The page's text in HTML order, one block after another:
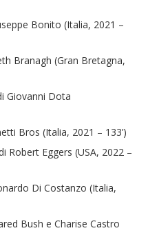
Bonito (Italia, 2021 –
Branagh (Gran Bretagna,
Giovanni Dota
Bros (Italia, 2021 – 133’)
Robert Eggers (USA, 2022 –
Di Costanzo (Italia,
Bush e Charise Castro